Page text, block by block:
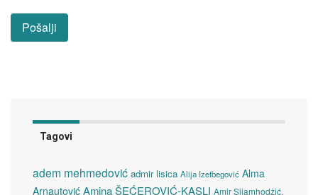
Tagovi
adem mehmedović admir lisica Alija Izetbegović Alma
Arnautović Amina ŠEĆEROVIĆ-KAŞLI Amir Sijamhodžić.